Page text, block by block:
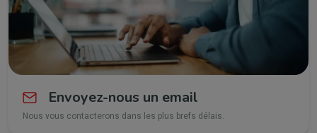
Envoyez-nous un email
Nous vous contacterons dans les plus brefs délais.